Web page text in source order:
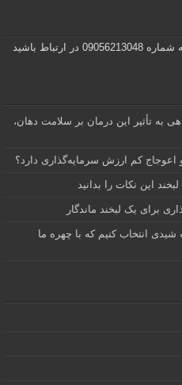
ارتباط باشید
به تأثیر این درمان بر سلامت دهان،
کم ارزش سرمایه‌گذاری دارد؟
این نکات را بدانید
برای یک لبخند ماندگار
انتخاب کنیم که با چهره ما